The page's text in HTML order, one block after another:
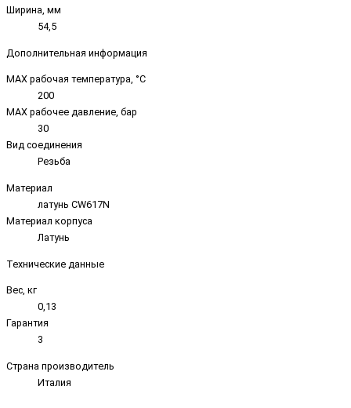
Ширина, мм
54,5
Дополнительная информация
MAX рабочая температура, °C
200
MAX рабочее давление, бар
30
Вид соединения
Резьба
Материал
латунь CW617N
Материал корпуса
Латунь
Технические данные
Вес, кг
0,13
Гарантия
3
Страна производитель
Италия